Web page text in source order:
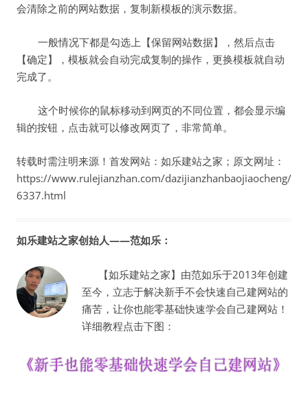
会清除之前的网站数据，复制新模板的演示数据。
一般情况下都是勾选上【保留网站数据】，然后点击
【确定】，模板就会自动完成复制的操作，更换模板就自动
完成了。
这个时候你的鼠标移动到网页的不同位置，都会显示编
辑的按钮，点击就可以修改网页了，非常简单。
转载时需注明来源！首发网站：如乐建站之家；原文网址：
https://www.rulejianzhan.com/dazijianzhanbaojiaocheng/
6337.html
如乐建站之家创始人——范如乐：
【如乐建站之家】由范如乐于2013年创建
至今，立志于解决新手不会快速自己建网站的
痛苦，让你也能零基础快速学会自己建网站！
详细教程点击下图：